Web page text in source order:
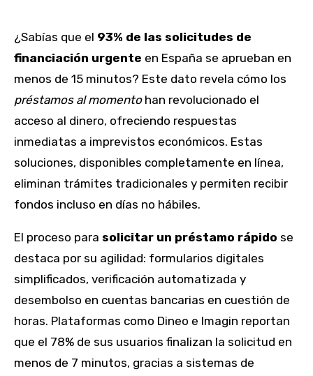
¿Sabías que el 93% de las solicitudes de
financiación urgente en España se aprueban en
menos de 15 minutos? Este dato revela cómo los
préstamos al momentohan revolucionado el
acceso al dinero, ofreciendo respuestas
inmediatas a imprevistos económicos. Estas
soluciones, disponibles completamente en línea,
eliminan trámites tradicionales y permiten recibir
fondos incluso en días no hábiles.
El proceso para solicitar un préstamo rápido se
destaca por su agilidad: formularios digitales
simplificados, verificación automatizada y
desembolso en cuentas bancarias en cuestión de
horas. Plataformas como Dineo e Imagin reportan
que el 78% de sus usuarios finalizan la solicitud en
menos de 7 minutos, gracias a sistemas de